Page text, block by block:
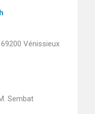
Vénissieux
Sembat